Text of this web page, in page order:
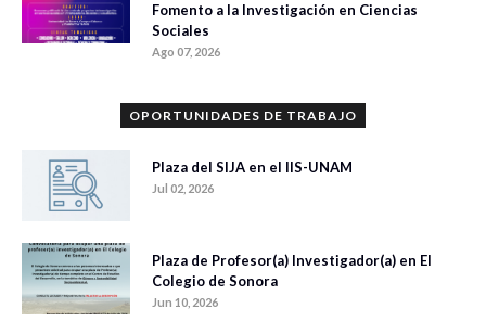
Fomento a la Investigación en Ciencias
Sociales
Ago 07, 2026
OPORTUNIDADES DE TRABAJO
Plaza del SIJA en el IIS-UNAM
Jul 02, 2026
Plaza de Profesor(a) Investigador(a) en El
Colegio de Sonora
Jun 10, 2026